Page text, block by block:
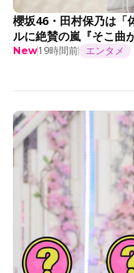
櫻坂46・田村保乃は「
ルに絶賛の嵐『そこ曲
New19時間前 エンタメ